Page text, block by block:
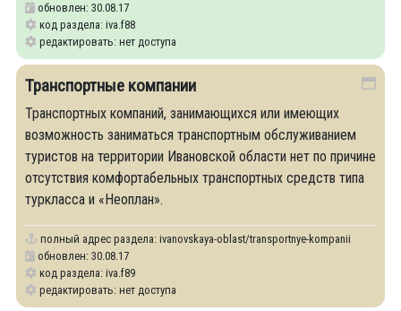
обновлен: 30.08.17
код раздела: iva.f88
редактировать: нет доступа
Транспортные компании
Транспортных компаний, занимающихся или имеющих
возможность заниматься транспортным обслуживанием
туристов на территории Ивановской области нет по причине
отсутствия комфортабельных транспортных средств типа
туркласса и «Неоплан».
полный адрес раздела: ivanovskaya-oblast/transportnye-kompanii
обновлен: 30.08.17
код раздела: iva.f89
редактировать: нет доступа